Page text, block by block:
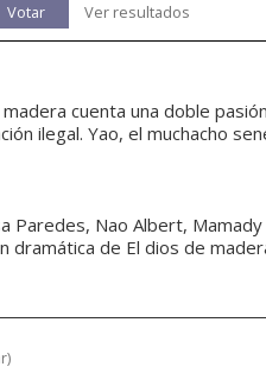
Votar Ver resultados
cuenta una doble pasión
ilegal. Yao, el muchacho
Paredes, Nao Albert, Mamady
dramática de El dios de
)